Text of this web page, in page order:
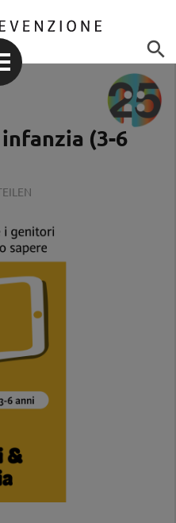

(3-6